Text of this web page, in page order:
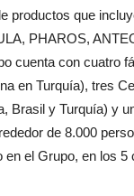
productos que
PHAROS,
cuenta con cuatro
en Turquía), tres
Brasil y Turquía) y
de 8.000
en el Grupo, en los 5